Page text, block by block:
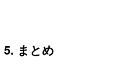
5. まとめ